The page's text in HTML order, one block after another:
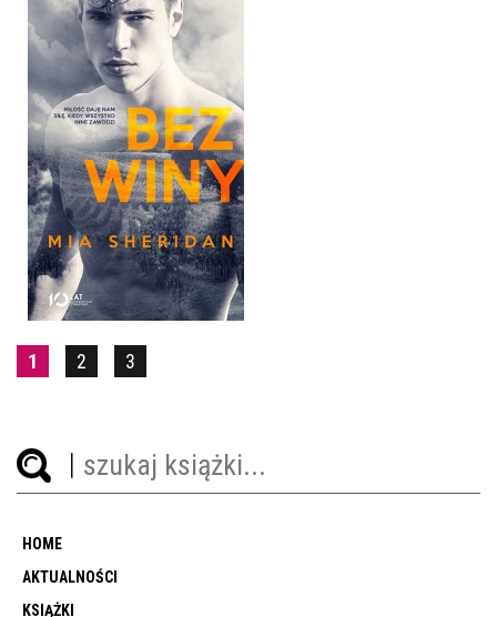
BEZ WINY
MIA SHERIDAN
OPRAWA MIĘKKA
39,90 ZŁ
1 2 3
HOME
AKTUALNOŚCI
KSIĄŻKI